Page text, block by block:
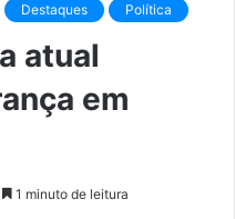
Destaques Política
atual
em
1 minuto de leitura